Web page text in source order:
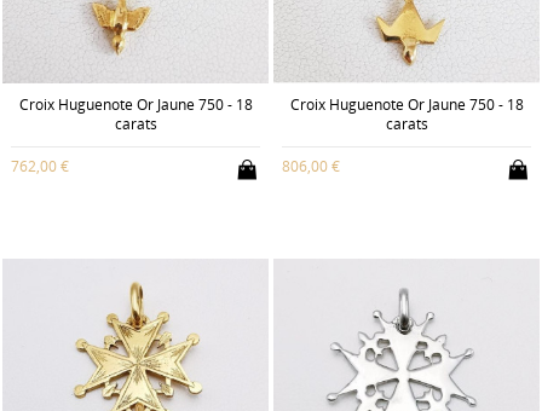
Croix Huguenote Or Jaune 750 - 18
carats
762,00 €
Croix Huguenote Or Jaune 750 - 18
carats
806,00 €